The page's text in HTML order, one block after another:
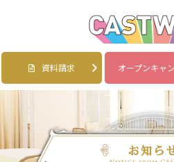
資料請求 オープンキャ